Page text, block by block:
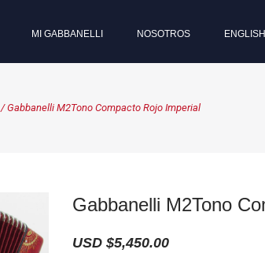
MI GABBANELLI NOSOTROS ENGLISH
/ Gabbanelli M2Tono Compacto Rojo Imperial
Gabbanelli M2Tono
USD $5,450.00